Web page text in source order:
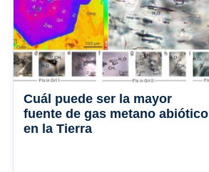
Cuál puede ser la mayor
fuente de gas metano abiótico
en la Tierra